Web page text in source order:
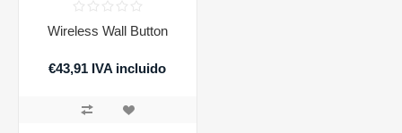
Wireless Wall Button
€43,91 IVA incluido